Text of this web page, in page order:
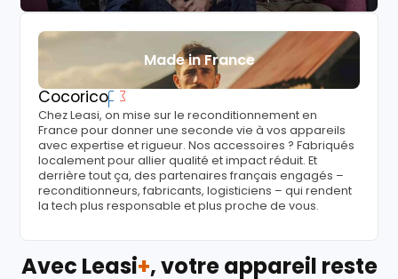
Made in France
Cocorico
Chez Leasi, on mise sur le reconditionnement en
France pour donner une seconde vie à vos appareils
avec expertise et rigueur. Nos accessoires ? Fabriqués
localement pour allier qualité et impact réduit. Et
derrière tout ça, des partenaires français engagés –
reconditionneurs, fabricants, logisticiens – qui rendent
la tech plus responsable et plus proche de vous.
Avec Leasi+, votre appareil reste